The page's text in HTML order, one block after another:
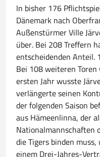
In bisher 176
Dänemark nach
Außenstürmer Ville
über. Bei 208 Treffern
entscheidenden Anteil.
Bei 108 weiteren
ersten Jahr wusste
verlängerte seinen
der folgenden Saison
aus Hämeenlinna, der
Nationalmannschaften
die Tigers binden